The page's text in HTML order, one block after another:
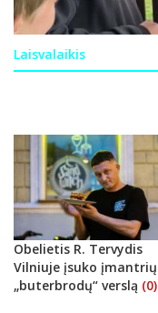
Laisvalaikis
Obelietis R. Tervydis
Vilniuje įsuko įmantrių
„buterbrodų“ verslą (0)